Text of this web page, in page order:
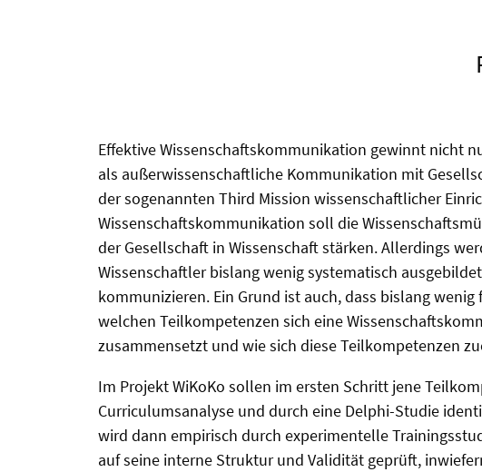
Effektive Wissenschaftskommunikation gewinnt nicht
als außerwissenschaftliche Kommunikation mit
der sogenannten Third Mission wissenschaftlicher
Wissenschaftskommunikation soll die
der Gesellschaft in Wissenschaft stärken. Allerdings
Wissenschaftler bislang wenig systematisch
kommunizieren. Ein Grund ist auch, dass bislang
welchen Teilkompetenzen sich eine
zusammensetzt und wie sich diese Teilkompetenzen
Im Projekt WiKoKo sollen im ersten Schritt jene
Curriculumsanalyse und durch eine Delphi-Studie
wird dann empirisch durch experimentelle
auf seine interne Struktur und Validität geprüft,